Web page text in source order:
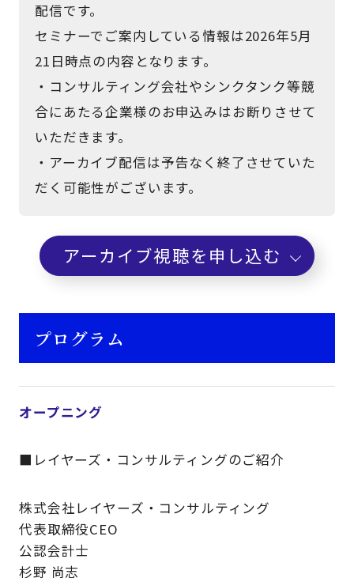
配信です。
セミナーでご案内している情報は2026年5月
21日時点の内容となります。
・コンサルティング会社やシンクタンク等競
合にあたる企業様のお申込みはお断りさせて
いただきます。
・アーカイブ配信は予告なく終了させていた
だく可能性がございます。
アーカイブ視聴を申し込む
プログラム
オープニング
■レイヤーズ・コンサルティングのご紹介
株式会社レイヤーズ・コンサルティング
代表取締役CEO
公認会計士
杉野 尚志